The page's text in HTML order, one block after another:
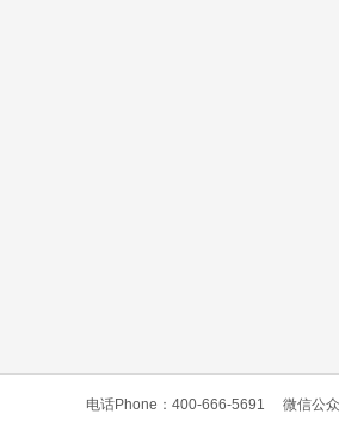
电话Phone：400-666-5691 微信公